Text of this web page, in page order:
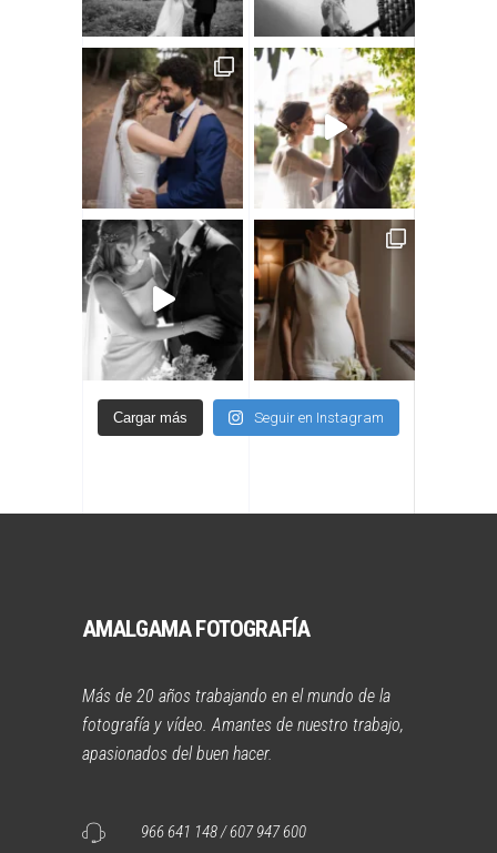
Cargar más Seguir en Instagram
AMALGAMA FOTOGRAFÍA
Más de 20 años trabajando en el mundo de la
fotografía y vídeo. Amantes de nuestro trabajo,
apasionados del buen hacer.
966 641 148 / 607 947 600